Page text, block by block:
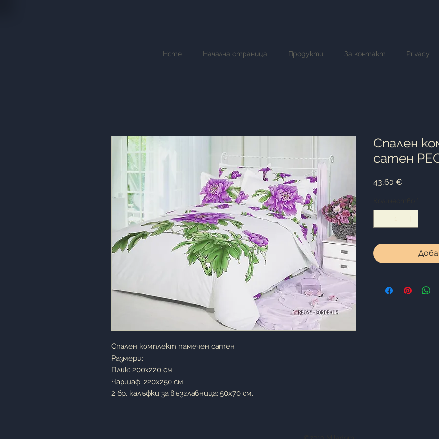
Home Начална страница Продукти За контакт Privacy
Спален комплект памечен сатен
Размери:
Плик: 200х220 см
Чаршаф: 220х250 см.
2 бр. калъфки за възглавница: 50х70 см.
Спален
сатен
43,60 €